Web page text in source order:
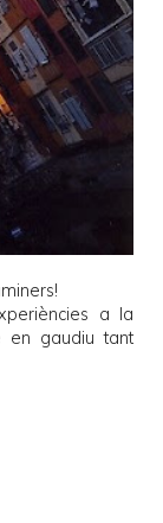
!
a la
en gaudiu tant